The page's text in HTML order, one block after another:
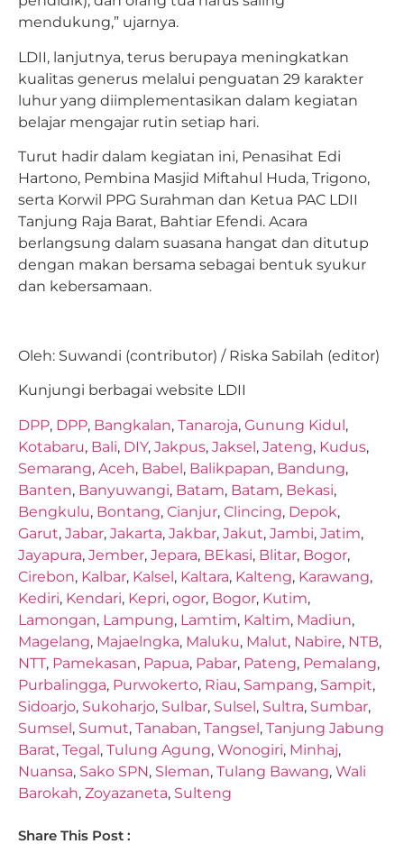
mendukung,” ujarnya.
LDII, lanjutnya, terus berupaya meningkatkan
kualitas generus melalui penguatan 29 karakter
luhur yang diimplementasikan dalam kegiatan
belajar mengajar rutin setiap hari.
Turut hadir dalam kegiatan ini, Penasihat Edi
Hartono, Pembina Masjid Miftahul Huda, Trigono,
serta Korwil PPG Surahman dan Ketua PAC LDII
Tanjung Raja Barat, Bahtiar Efendi. Acara
berlangsung dalam suasana hangat dan ditutup
dengan makan bersama sebagai bentuk syukur
dan kebersamaan.
Oleh: Suwandi (contributor) / Riska Sabilah (editor)
Kunjungi berbagai website LDII
DPP, DPP, Bangkalan, Tanaroja, Gunung Kidul,
Kotabaru, Bali, DIY, Jakpus, Jaksel, Jateng, Kudus,
Semarang, Aceh, Babel, Balikpapan, Bandung,
Banten, Banyuwangi, Batam, Batam, Bekasi,
Bengkulu, Bontang, Cianjur, Clincing, Depok,
Garut, Jabar, Jakarta, Jakbar, Jakut, Jambi, Jatim,
Jayapura, Jember, Jepara, BEkasi, Blitar, Bogor,
Cirebon, Kalbar, Kalsel, Kaltara, Kalteng, Karawang,
Kediri, Kendari, Kepri, ogor, Bogor, Kutim,
Lamongan, Lampung, Lamtim, Kaltim, Madiun,
Magelang, Majaelngka, Maluku, Malut, Nabire, NTB,
NTT, Pamekasan, Papua, Pabar, Pateng, Pemalang,
Purbalingga, Purwokerto, Riau, Sampang, Sampit,
Sidoarjo, Sukoharjo, Sulbar, Sulsel, Sultra, Sumbar,
Sumsel, Sumut, Tanaban, Tangsel, Tanjung Jabung
Barat, Tegal, Tulung Agung, Wonogiri, Minhaj,
Nuansa, Sako SPN, Sleman, Tulang Bawang, Wali
Barokah, Zoyazaneta, Sulteng
Share This Post :